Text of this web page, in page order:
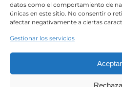
datos como el comportamiento de
únicas en este sitio. No consentir o
afectar negativamente a ciertas
Gestionar los servicios
Aceptar
GOJET Alcudia Jet Ski
Baleares 07400, ES